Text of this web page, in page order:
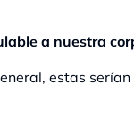
a nuestra
estas serían